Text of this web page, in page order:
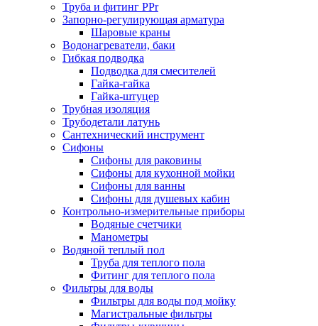
Труба и фитинг PPr
Запорно-регулирующая арматура
Шаровые краны
Водонагреватели, баки
Гибкая подводка
Подводка для смесителей
Гайка-гайка
Гайка-штуцер
Трубная изоляция
Трубодетали латунь
Сантехнический инструмент
Сифоны
Сифоны для раковины
Сифоны для кухонной мойки
Сифоны для ванны
Сифоны для душевых кабин
Контрольно-измерительные приборы
Водяные счетчики
Манометры
Водяной теплый пол
Труба для теплого пола
Фитинг для теплого пола
Фильтры для воды
Фильтры для воды под мойку
Магистральные фильтры